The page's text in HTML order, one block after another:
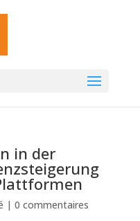
in der
| 0 commentaires